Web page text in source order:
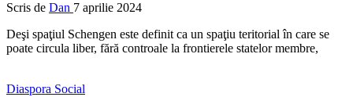
Scris de Dan 7 aprilie 2024
Deşi spaţiul Schengen este definit ca un spaţiu teritorial în care se
poate circula liber, fără controale la frontierele statelor membre,
Diaspora Social